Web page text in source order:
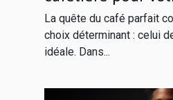
La quête du café parfait
choix déterminant : celui
idéale. Dans...